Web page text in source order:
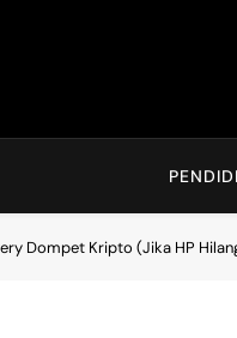
Dompet Kripto (Jika HP